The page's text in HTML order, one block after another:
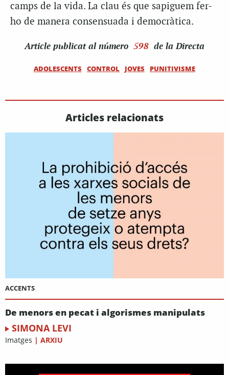
camps de la vida. La clau és que sapiguem fer-
ho de manera consensuada i democràtica.
Article publicat al número 598 de la Directa
ADOLESCENTS CONTROL JOVES PUNITIVISME
Articles relacionats
ACCENTS
De menors en pecat i algorismes manipulats
SIMONA LEVI
Imatges | ARXIU